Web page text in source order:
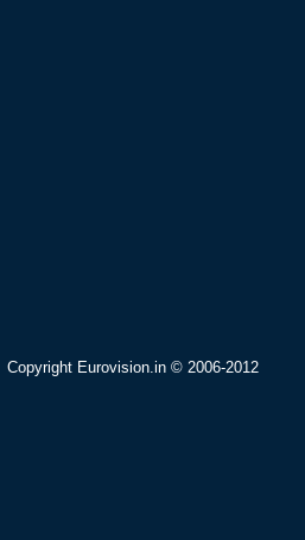
Copyright Eurovision.in © 2006-2012